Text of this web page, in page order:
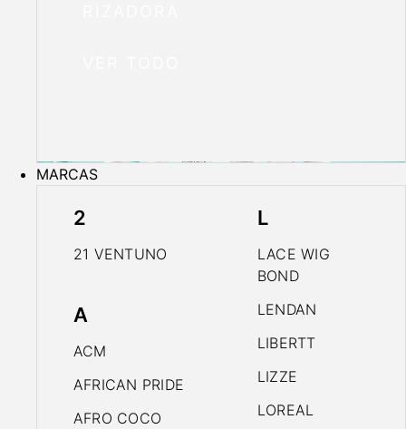
MARCAS
2
21 VENTUNO
A
ACM
AFRICAN PRIDE
AFRO COCO
L
LACE WIG
BOND
LENDAN
LIBERTT
LIZZE
LOREAL